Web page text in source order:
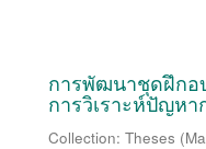
การพัฒนาชุดฝึกอ
การวิเราะห์ปัญห
Collection: Theses